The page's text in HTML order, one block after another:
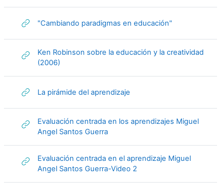
"Cambiando paradigmas en educación"
Ken Robinson sobre la educación y la creatividad
(2006)
La pirámide del aprendizaje
Evaluación centrada en los aprendizajes Miguel
Angel Santos GuerraURL
Evaluación centrada en el aprendizaje Miguel
Angel Santos Guerra-Video 2